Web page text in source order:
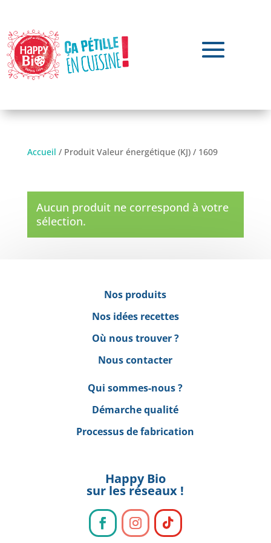
Accueil / Produit Valeur énergétique (KJ) / 1609
Aucun produit ne correspond à votre
sélection.
Nos produits
Nos idées recettes
Où nous trouver ?
Nous contacter
Qui sommes-nous ?
Démarche qualité
Processus de fabrication
Happy Bio
sur les réseaux !